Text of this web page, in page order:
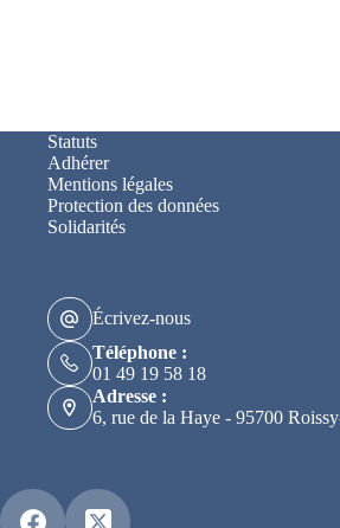
Statuts
Adhérer
Mentions légales
Protection des données
Solidarités
Écrivez-nous
Téléphone :
01 49 19 58 18
Adresse :
6, rue de la Haye - 95700